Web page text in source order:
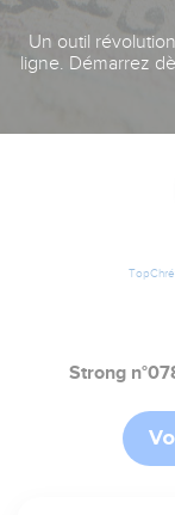
Un outil
ligne. Démarrez
Strong